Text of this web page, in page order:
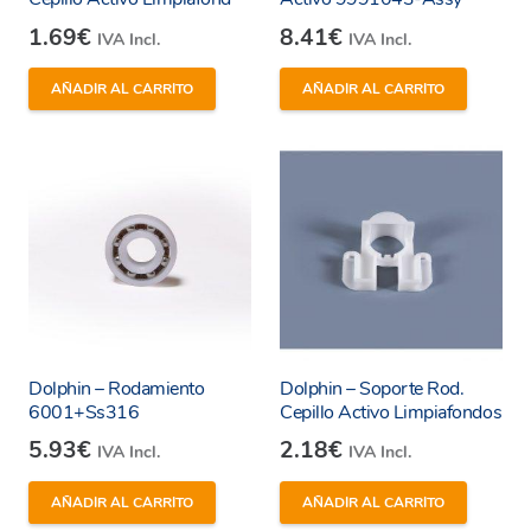
mantendrá su rendimiento y eficiencia originales.
El eje cepillo activo garantiza un ajuste perfecto y
una compatibilidad total con tu limpiafondos,
Además, al optar por repuestos originales,
también estás protegiendo la garantía de tu
limpiafondos Dolphin. Los repuestos originales
lo que te proporciona tranquilidad y seguridad en
tu inversión.
Especificaciones:
– Referencia: 6101922
1.69€ IVA Incl.
AÑADIR AL CARRITO
8.41€ IVA Incl.
AÑADIR AL CARRITO
Dolphin – Rodamiento
6001+Ss316
5.93€ IVA Incl.
AÑADIR AL CARRITO
Dolphin – Soporte Rod.
Cepillo Activo Limpiafondos
2.18€ IVA Incl.
AÑADIR AL CARRITO